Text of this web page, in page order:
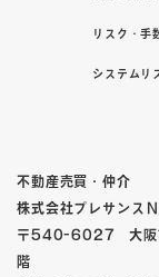
リスク・手
システムリ
不動産売買・仲介
株式会社プレサンス
〒540-6027 大阪市
階